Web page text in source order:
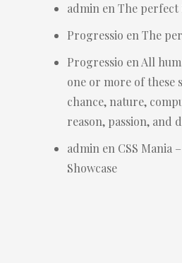
admin en The
Progressio en The
Progressio en All
one or more of these
chance, nature,
reason, passion, and
admin en CSS Mania
Showcase